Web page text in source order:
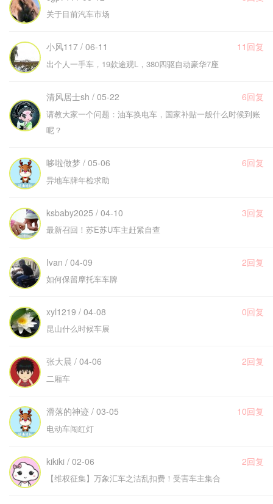
关于目前汽车市场
小风117 / 06-11 11回复
出个人一手车，19款途观L，380四驱自动豪华7座
清风居士sh / 05-22 6回复
请教大家一个问题：油车换电车，国家补贴一般什么时候到账
呢？
哆啦做梦 / 05-06 6回复
异地车牌年检求助
ksbaby2025 / 04-10 3回复
最新召回！苏E苏U车主赶紧自查
Ivan / 04-09 2回复
如何保留摩托车车牌
xyl1219 / 04-08 0回复
昆山什么时候车展
张大晨 / 04-06 2回复
二厢车
滑落的神迹 / 03-05 10回复
电动车闯红灯
kikiki / 02-06 2回复
【维权征集】万象汇车之洁乱扣费！受害车主集合